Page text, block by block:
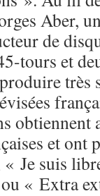
Aber,
de
tours et
très
et ont
Je suis
« Extra